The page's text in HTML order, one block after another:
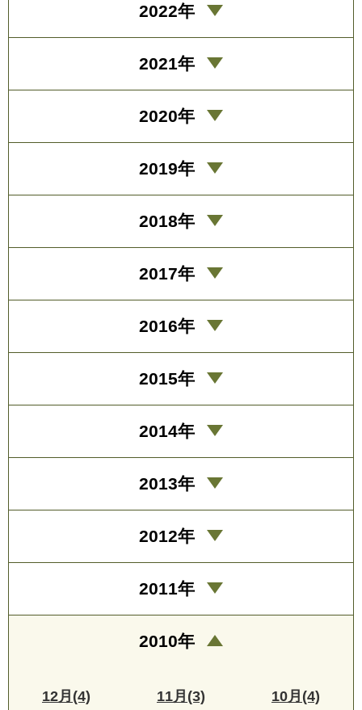
2022年
2021年
2020年
2019年
2018年
2017年
2016年
2015年
2014年
2013年
2012年
2011年
2010年
12月(4) 11月(3) 10月(4)